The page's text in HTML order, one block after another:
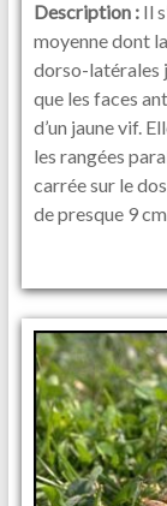
Description :Il
moyenne dont
dorso-latérales
que les faces
d’un jaune vif.
les rangées
carrée sur le
de presque 9